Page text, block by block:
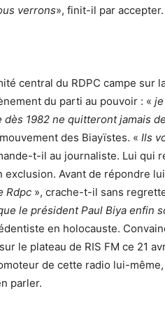
verrons», finit-il par accepter.
central du RDPC campe sur
du parti au pouvoir : «
dès 1982 ne quitteront jamais
des Biayïstes. « Ils
t-il au journaliste. Lui qui
Avant de répondre
Rdpc », crache-t-il sans
le président Paul Biya enfin
en holocauste.
le plateau de RIS FM ce 21
de cette radio lui-
parler.